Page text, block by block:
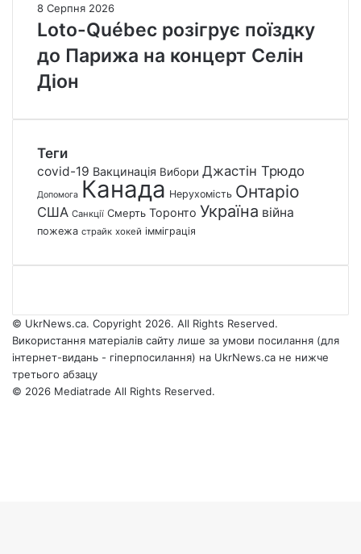
8 Серпня 2026
Loto-Québec розігрує поїздку
до Парижа на концерт Селін
Діон
Теги
covid-19 Вакцинація Вибори Джастін Трюдо
Допомога Канада Нерухомість Онтаріо
США Санкції Смерть Торонто Україна війна
пожежа страйк хокей імміграція
© UkrNews.ca. Copyright 2026. All Rights Reserved.
Використання матеріалів сайту лише за умови посилання (для
інтернет-видань - гіперпосилання) на UkrNews.ca не нижче
третього абзацу
© 2026 Mediatrade All Rights Reserved.